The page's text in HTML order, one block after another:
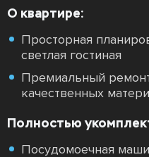
О квартире:
Просторная
светлая гостиная
Премиальный
качественных
Полностью
Посудомоечная